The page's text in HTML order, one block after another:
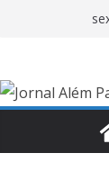
conteúdo